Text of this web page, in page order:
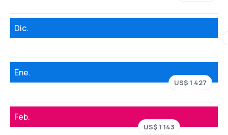
Dic.
Ene.
US$ 1 427
Feb.
US$ 1 143